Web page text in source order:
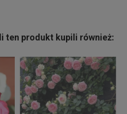
ten produkt kupili również: